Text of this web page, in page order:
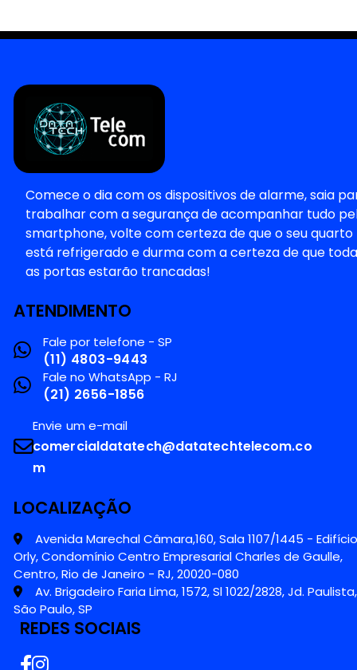
Comece o dia com os dispositivos de alarme, saia
trabalhar com a segurança de acompanhar tudo
smartphone, volte com certeza de que o seu quarto
está refrigerado e durma com a certeza de que
as portas estarão trancadas!
ATENDIMENTO
Fale por telefone - SP
(11) 4803-9443
Fale no WhatsApp - RJ
(21) 2656-1856
Envie um e-mail
comercialdatatech@datatechtelecom.co
m
LOCALIZAÇÃO
Avenida Marechal Câmara,160, Sala 1107/1445 - Edifício
Orly, Condomínio Centro Empresarial Charles de Gaulle,
Centro, Rio de Janeiro - RJ, 20020-080
Av. Brigadeiro Faria Lima, 1572, Sl 1022/2828, Jd. Paulista,
São Paulo, SP
REDES SOCIAIS